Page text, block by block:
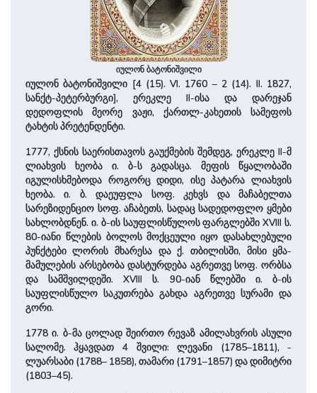
იულონ ბატონიშვილი
იულონ ბატონიშვილი [4 (15). VI. 1760 – 2 (14). II. 1827,
სანქტ-პეტერბურგი], ერეკლე II-ისა და დარეჯან
დედოფლის მეორე ვაჟი, ქართლ-კახეთის სამეფოს
ტახტის პრეტენდენტი.
1777, ქსნის საერისთავოს გაუქმების შემდეგ, ერეკლე II-მ
ლიახვის ხეობა ი. ბ-ს გადასცა. მეფის წყალობაში
იგულისხმებოდა როგორც დიდი, ისე პატარა ლიახვის
ხეობა. ი. ბ. დაეუფლა სოფ. კეხვს და მაჩაბელთა
სარეზიდენციო სოფ. აჩაბეთს, სადაც სადედოფლო ყმები
სახლობდნენ. ი. ბ-ის საუფლისწულოს ფარგლებში XVIII ს.
80-იანი წლების ბოლოს მოქცეული იყო დასახლებული
პუნქტები ლორის მხარესა და ქ. თბილისში, მისი ყმა-
მამულების არსებობა დასტურდება აგრეთვე სოფ. ორბსა
და სამშვილდეში. XVIII ს. 90-იან წლებში ი. ბ-ის
საუფლისწულო საკუთრება გახდა აგრეთვე სურამი და
გორი.
1778 ი. ბ-მა ცოლად ­შეირთო რევაზ ამილახვრის ასული
სალომე. ჰყავდათ 4 ­შვი­ლი: ლე­ვა­ნი (1785–1811), ­
ლუარსაბი (1788– 1858), თამარი (1791–1857) და დიმიტრი
(1803–45).